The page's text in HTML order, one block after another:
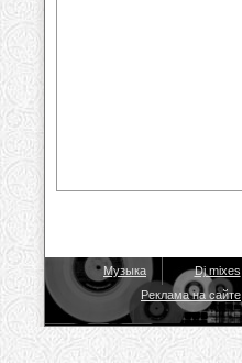
Музыка Dj mixes
Реклама на сайте